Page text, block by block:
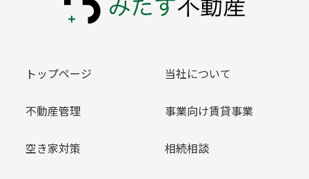
トップページ 当社について
不動産管理 事業向け賃貸事業
空き家対策 相続相談